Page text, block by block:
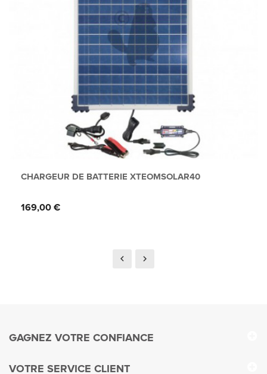
CHARGEUR DE BATTERIE XTEOMSOLAR40
Prix
169,00 €
GAGNEZ VOTRE CONFIANCE
VOTRE SERVICE CLIENT